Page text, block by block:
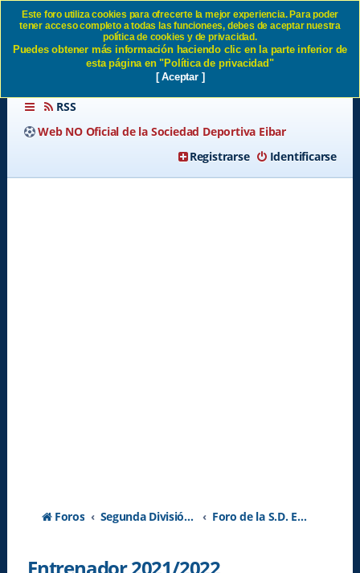
Entrenador 2021/2022 SD
Eibar
RSS
Web NO Oficial de la Sociedad Deportiva Eibar
Identificarse
Registrarse
Foros Segunda División A - Temporada 2026-2027 Foro de la S.D. Eibar
Este foro utiliza cookies para ofrecerte la mejor experiencia. Para poder
tener acceso completo a todas las funcionees, debes de aceptar nuestra
política de cookies y de privacidad.
Puedes obtener más información haciendo clic en la parte inferior de
esta página en "Política de privacidad"
[ Aceptar ]